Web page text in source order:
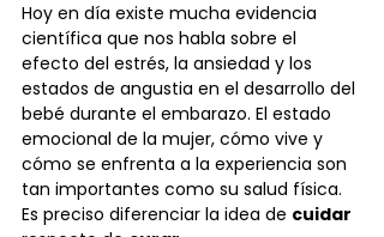
Hoy en día existe mucha evidencia
científica que nos habla sobre el
efecto del estrés, la ansiedad y los
estados de angustia en el desarrollo del
bebé durante el embarazo. El estado
emocional de la mujer, cómo vive y
cómo se enfrenta a la experiencia son
tan importantes como su salud física.
Es preciso diferenciar la idea de cuidar